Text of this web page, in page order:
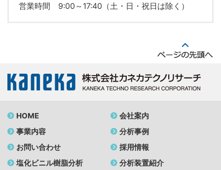
営業時間 9:00～17:40（土・日・祝日は除く）
HOME
会社案内
事業内容
分析事例
お問い合わせ
採用情報
塩化ビニル樹脂分析
分析装置紹介